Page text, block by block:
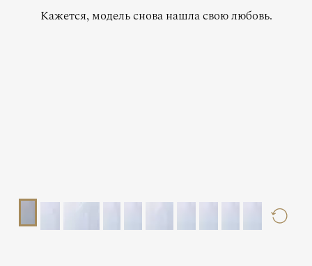
Кажется, модель снова нашла свою любовь.